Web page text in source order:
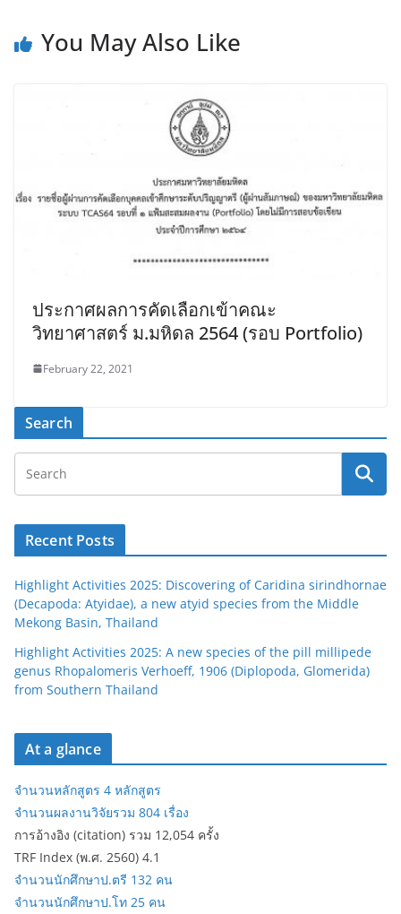
You May Also Like
ประกาศผลการคัดเลือกเข้าคณะ
วิทยาศาสตร์ ม.มหิดล 2564 (รอบ Portfolio)
February 22, 2021
Search
Recent Posts
Highlight Activities 2025: Discovering of Caridina sirindhornae
(Decapoda: Atyidae), a new atyid species from the Middle
Mekong Basin, Thailand
Highlight Activities 2025: A new species of the pill millipede
genus Rhopalomeris Verhoeff, 1906 (Diplopoda, Glomerida)
from Southern Thailand
At a glance
จำนวนหลักสูตร 4 หลักสูตร
จำนวนผลงานวิจัยรวม 804 เรื่อง
การอ้างอิง (citation) รวม 12,054 ครั้ง
TRF Index (พ.ศ. 2560) 4.1
จำนวนนักศึกษาป.ตรี 132 คน
จำนวนนักศึกษาป.โท 25 คน